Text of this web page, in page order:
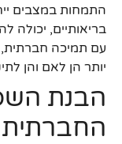
התמחות במצבים
בריאותיים, יכולה
עם תמיכה חברתית,
יותר הן לאם והן
הבנת